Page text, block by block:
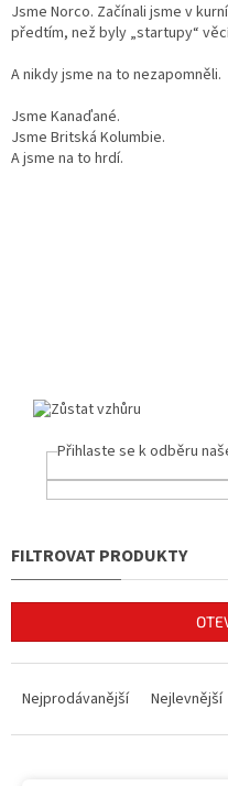
Jsme Norco. Začínali jsme v
předtím, než byly „startupy“
A nikdy jsme na to nezapomněli.
Jsme Kanaďané.
Jsme Britská Kolumbie.
A jsme na to hrdí.
Přihlaste se k odběru
Nejprodávanější Nejlevnější